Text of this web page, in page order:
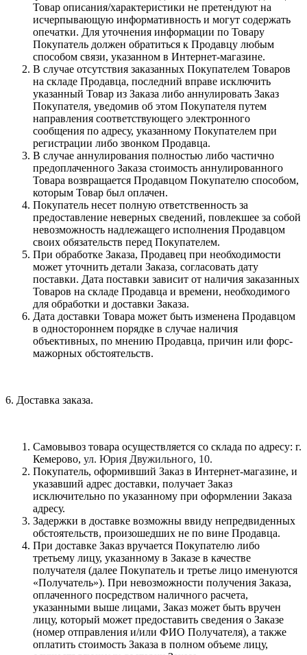
Товар описания/характеристики не претендуют на
исчерпывающую информативность и могут содержать
опечатки. Для уточнения информации по Товару
Покупатель должен обратиться к Продавцу любым
способом связи, указанном в Интернет-магазине.
В случае отсутствия заказанных Покупателем Товаров
на складе Продавца, последний вправе исключить
указанный Товар из Заказа либо аннулировать Заказ
Покупателя, уведомив об этом Покупателя путем
направления соответствующего электронного
сообщения по адресу, указанному Покупателем при
регистрации либо звонком Продавца.
В случае аннулирования полностью либо частично
предоплаченного Заказа стоимость аннулированного
Товара возвращается Продавцом Покупателю способом,
которым Товар был оплачен.
Покупатель несет полную ответственность за
предоставление неверных сведений, повлекшее за собой
невозможность надлежащего исполнения Продавцом
своих обязательств перед Покупателем.
При обработке Заказа, Продавец при необходимости
может уточнить детали Заказа, согласовать дату
поставки. Дата поставки зависит от наличия заказанных
Товаров на складе Продавца и времени, необходимого
для обработки и доставки Заказа.
Дата доставки Товара может быть изменена Продавцом
в одностороннем порядке в случае наличия
объективных, по мнению Продавца, причин или форс-
мажорных обстоятельств.
6. Доставка заказа.
Самовывоз товара осуществляется со склада по адресу: г.
Кемерово, ул. Юрия Двужильного, 10.
Покупатель, оформивший Заказ в Интернет-магазине, и
указавший адрес доставки, получает Заказ
исключительно по указанному при оформлении Заказа
адресу.
Задержки в доставке возможны ввиду непредвиденных
обстоятельств, произошедших не по вине Продавца.
При доставке Заказ вручается Покупателю либо
третьему лицу, указанному в Заказе в качестве
получателя (далее Покупатель и третье лицо именуются
«Получатель»). При невозможности получения Заказа,
оплаченного посредством наличного расчета,
указанными выше лицами, Заказ может быть вручен
лицу, который может предоставить сведения о Заказе
(номер отправления и/или ФИО Получателя), а также
оплатить стоимость Заказа в полном объеме лицу,